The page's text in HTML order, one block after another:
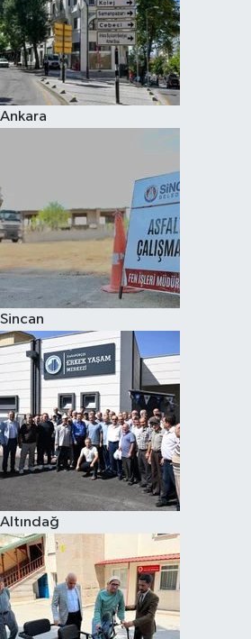
Ankara
Sincan
Altındağ